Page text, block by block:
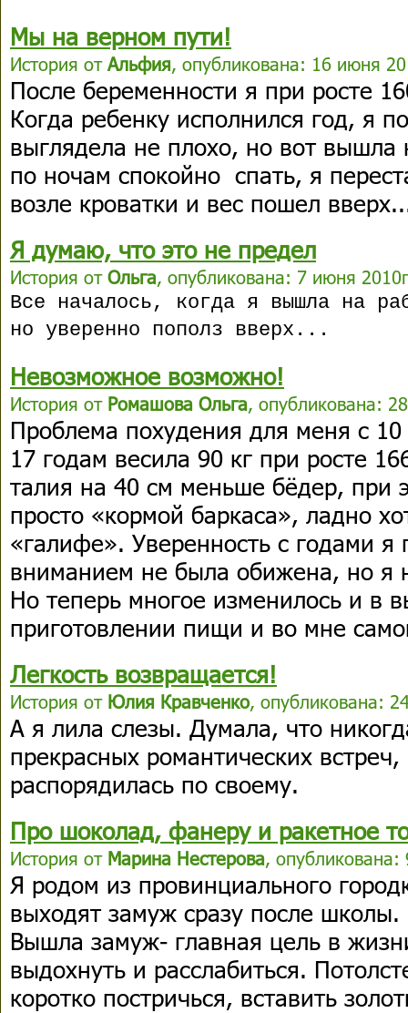
Мы на верном пути!
История отАльфия, опубликована: 16 июня
После беременности я при росте
Когда ребенку исполнился год, я
выглядела не плохо, но вот вышла
по ночам спокойно спать, я
возле кроватки и вес пошел
Я думаю, что это не предел
История отОльга, опубликована: 7 июня
Все началось, когда я вышла на
но уверенно пополз вверх...
Невозможное возможно!
История от Ромашова Ольга, опубликована:
Проблема похудения для меня с
17 годам весила 90 кг при росте
талия на 40 см меньше бёдер, при
просто «кормой баркаса», ладно
«галифе». Уверенность с годами
вниманием не была обижена, но я
Но теперь многое изменилось и в
приготовлении пищи и во мне
Легкость возвращается!
История от Юлия Кравченко, опубликована:
А я лила слезы. Думала, что
прекрасных романтических
распорядилась по своему.
Про шоколад, фанеру и ракетное
История от Марина Нестерова,
Я родом из провинциального
выходят замуж сразу после
Вышла замуж- главная цель в
выдохнуть и расслабиться.
коротко постричься, вставить